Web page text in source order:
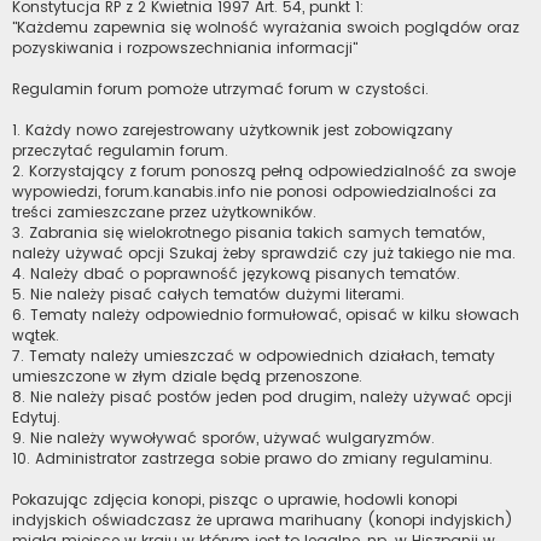
Konstytucja RP z 2 Kwietnia 1997 Art. 54, punkt 1:
"Każdemu zapewnia się wolność wyrażania swoich poglądów oraz
pozyskiwania i rozpowszechniania informacji"
Regulamin forum pomoże utrzymać forum w czystości.
1. Każdy nowo zarejestrowany użytkownik jest zobowiązany
przeczytać regulamin forum.
2. Korzystający z forum ponoszą pełną odpowiedzialność za swoje
wypowiedzi, forum.kanabis.info nie ponosi odpowiedzialności za
treści zamieszczane przez użytkowników.
3. Zabrania się wielokrotnego pisania takich samych tematów,
należy używać opcji Szukaj żeby sprawdzić czy już takiego nie ma.
4. Należy dbać o poprawność językową pisanych tematów.
5. Nie należy pisać całych tematów dużymi literami.
6. Tematy należy odpowiednio formułować, opisać w kilku słowach
wątek.
7. Tematy należy umieszczać w odpowiednich działach, tematy
umieszczone w złym dziale będą przenoszone.
8. Nie należy pisać postów jeden pod drugim, należy używać opcji
Edytuj.
9. Nie należy wywoływać sporów, używać wulgaryzmów.
10. Administrator zastrzega sobie prawo do zmiany regulaminu.
Pokazując zdjęcia konopi, pisząc o uprawie, hodowli konopi
indyjskich oświadczasz że uprawa marihuany (konopi indyjskich)